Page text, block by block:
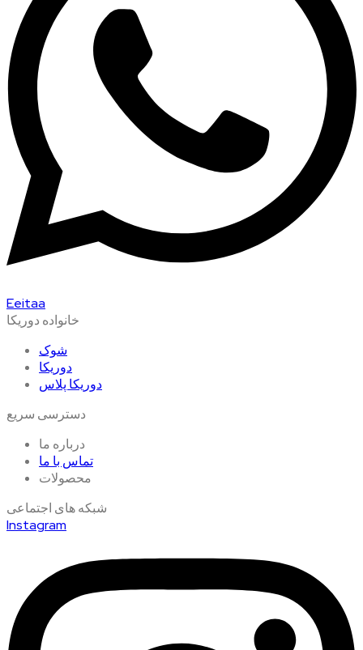
Eeitaa
خانواده دوریکا
شوک
دوریکا
دوریکا پلاس
دسترسی سریع
درباره ما
تماس با ما
محصولات
شبکه های اجتماعی
Instagram